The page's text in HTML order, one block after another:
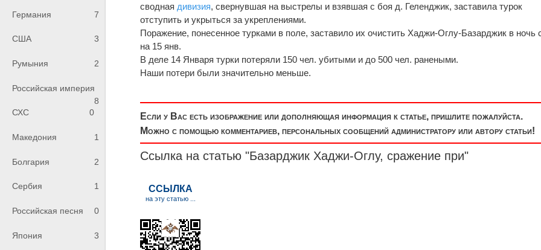
Германия 7
США 3
Румыния 2
Российская империя
8
СХС
0
Македония 1
Болгария 2
Сербия 1
Российская песня 0
Япония 3
сводная дивизия, свернувшая на выстрелы и взявшая с боя д. Геленджик, заставила турок
отступить и укрыться за укреплениями.
Поражение, понесенное турками в поле, заставило их очистить Хаджи-Оглу-Базарджик в ночь
на 15 янв.
В деле 14 Января турки потеряли 150 чел. убитыми и до 500 чел. ранеными.
Наши потери были значительно меньше.
Если у Вас есть изображение или дополняющая информация к статье, пришлите пожалуйста.
Можно с помощью комментариев, персональных сообщений администратору или автору статьи!
Ссылка на статью "Базарджик Хаджи-Оглу, сражение при"